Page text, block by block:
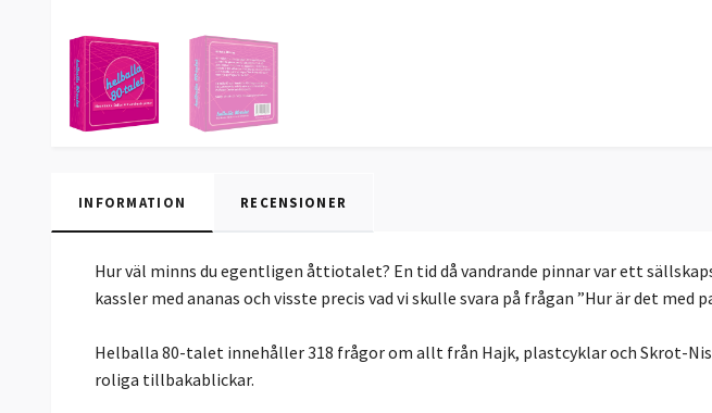
INFORMATION RECENSIONER
Hur väl minns du egentligen åttiotalet? En tid då vandrande pinnar var ett
kassler med ananas och visste precis vad vi skulle svara på frågan ”Hur är det med
Helballa 80-talet innehåller 318 frågor om allt från Hajk, plastcyklar och Skrot-
roliga tillbakablickar.